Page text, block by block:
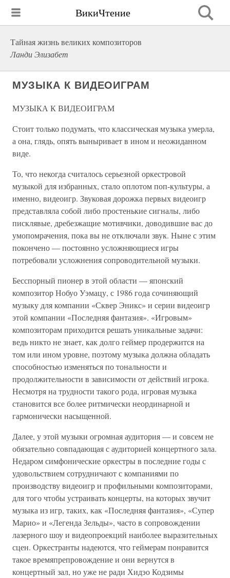
ВикиЧтение
Тайная жизнь великих композиторов
Ланди Элизабет
МУЗЫКА К ВИДЕОИГРАМ
МУЗЫКА К ВИДЕОИГРАМ
Стоит только подумать, что классическая музыка умерла,
а она, глядь, опять выныривает в ином и неожиданном
виде.
То, что некогда считалось серьезной оркестровой
музыкой для избранных, стало оплотом поп-культуры, а
именно, видеоигр. Звуковая дорожка первых видеоигр
представляла собой либо простенькие сигналы, либо
писклявые, дребезжащие мотивчики, доводившие вас до
умопомрачения, пока вы не отключали звук. Ныне с этим
покончено — постоянно усложняющиеся игры
потребовали усложнения сопроводительной музыки.
Бесспорный пионер в этой области — японский
композитор Нобуо Уэмацу, с 1986 года сочиняющий
музыку для компании «Сквер Эникс» и серии видеоигр
этой компании «Последняя фантазия». «Игровым»
композиторам приходится решать уникальные задачи:
ведь никто не знает, как долго геймер продержится на
том или ином уровне, поэтому музыка должна обладать
способностью изменяться по тональности и
продолжительности в зависимости от действий игрока.
Несмотря на трудности такого рода, игровая музыка
становится все более ритмически неординарной и
гармонически насыщенной.
Далее, у этой музыки огромная аудитория — и совсем не
обязательно совпадающая с аудиторией концертного зала.
Недаром симфонические оркестры в последние годы с
удовольствием сотрудничают с компаниями по
производству видеоигр и профильными композиторами,
для того чтобы устраивать концерты, на которых звучит
музыка из игр, таких, как «Последняя фантазия», «Супер
Марио» и «Легенда Зельды», часто в сопровождении
лазерного шоу и видеопроекций наиболее выразительных
сцен. Оркестранты надеются, что геймерам понравится
такое времяпрепровождение и они вернутся в
концертный зал, но уже не ради Хидэо Кодзимы